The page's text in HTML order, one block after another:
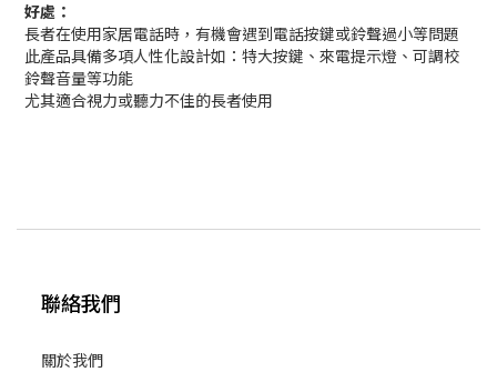
好處：
長者在使用家居電話時，有機會遇到電話按鍵或鈴聲過小等問題
此產品具備多項人性化設計如：特大按鍵、來電提示燈、可調校
鈴聲音量等功能
尤其適合視力或聽力不佳的長者使用
聯絡我們
關於我們